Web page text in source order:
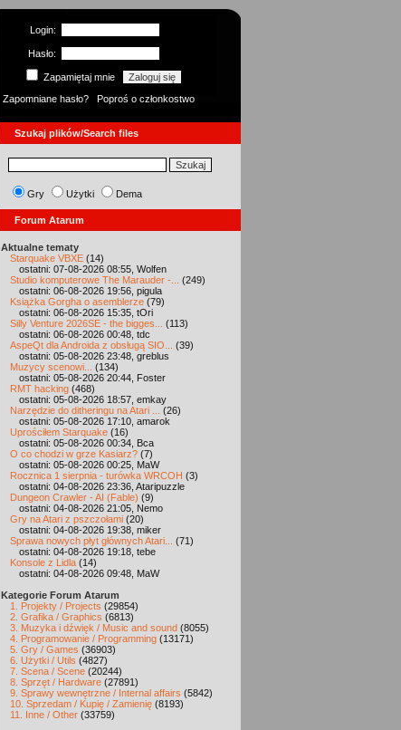
Login:
Hasło:
Zapamiętaj mnie
Zapomniane hasło?
Poproś o członkostwo
Szukaj plików/Search files
Gry Użytki Dema
Forum Atarum
Aktualne tematy
Starquake VBXE (14)
ostatni: 07-08-2026 08:55, Wolfen
Studio komputerowe The Marauder -...
(249)
ostatni: 06-08-2026 19:56, pigula
Książka Gorgha o asemblerze (79)
ostatni: 06-08-2026 15:35, tOri
Silly Venture 2026SE - the bigges...
(113)
ostatni: 06-08-2026 00:48, tdc
AspeQt dla Androida z obsługą SIO...
(39)
ostatni: 05-08-2026 23:48, greblus
Muzycy scenowi...
(134)
ostatni: 05-08-2026 20:44, Foster
RMT hacking (468)
ostatni: 05-08-2026 18:57, emkay
Narzędzie do ditheringu na Atari ...
(26)
ostatni: 05-08-2026 17:10, amarok
Uprościłem Starquake (16)
ostatni: 05-08-2026 00:34, Bca
O co chodzi w grze Kasiarz? (7)
ostatni: 05-08-2026 00:25, MaW
Rocznica 1 sierpnia - turówka WRCOH (3)
ostatni: 04-08-2026 23:36, Ataripuzzle
Dungeon Crawler - AI (Fable) (9)
ostatni: 04-08-2026 21:05, Nemo
Gry na Atari z pszczołami (20)
ostatni: 04-08-2026 19:38, miker
Sprawa nowych płyt głównych Atari...
(71)
ostatni: 04-08-2026 19:18, tebe
Konsole z Lidla (14)
ostatni: 04-08-2026 09:48, MaW
Kategorie Forum Atarum
1. Projekty / Projects (29854)
2. Grafika / Graphics (6813)
3. Muzyka i dźwięk / Music and sound (8055)
4. Programowanie / Programming (13171)
5. Gry / Games (36903)
6. Użytki / Utils (4827)
7. Scena / Scene (20244)
8. Sprzęt / Hardware (27891)
9. Sprawy wewnętrzne / Internal affairs (5842)
10. Sprzedam / Kupię / Zamienię (8193)
11. Inne / Other (33759)